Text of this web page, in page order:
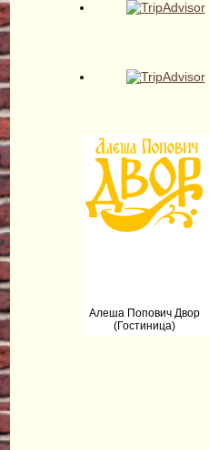
Алеша Попович Двор
(Гостиница)